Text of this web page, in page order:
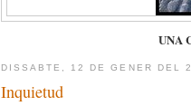
UNA
DISSABTE, 12 DE GENER DEL
Inquietud